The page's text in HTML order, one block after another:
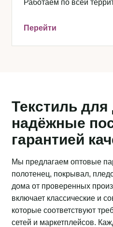
Работаем по всей
Перейти
Текстиль
надёжные
гарантией
Мы предлагаем оптовые
полотенец, покрывал,
дома от проверенных
включает классические и
которые соответствуют
сетей и маркетплейсов.